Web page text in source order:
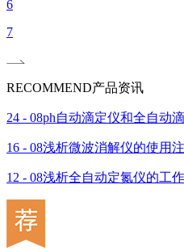
6
7
RECOMMEND产品资讯
24 - 08ph自动滴定仪和全自动
16 - 08浅析微波消解仪的使用
12 - 08浅析全自动定氮仪的工